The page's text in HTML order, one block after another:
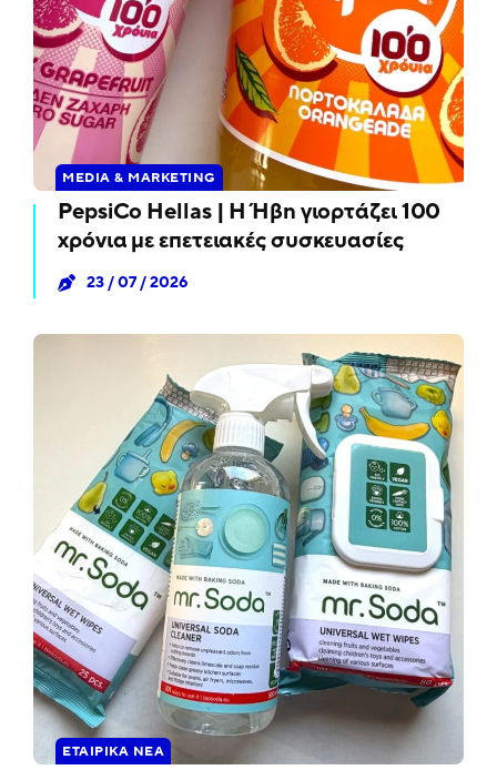
MEDIA & MARKETING
PepsiCo Hellas | Η Ήβη γιορτάζει 100
χρόνια με επετειακές συσκευασίες
23 / 07 / 2026
ΕΤΑΙΡΙΚΆ ΝΈΑ